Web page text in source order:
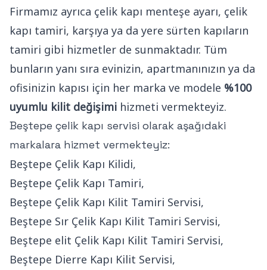
Firmamız ayrıca çelik kapı menteşe ayarı, çelik
kapı tamiri, karşıya ya da yere sürten kapıların
tamiri gibi hizmetler de sunmaktadır. Tüm
bunların yanı sıra evinizin, apartmanınızın ya da
ofisinizin kapısı için her marka ve modele %100
uyumlu kilit değişimi hizmeti vermekteyiz.
Beştepe çelik kapı servisi olarak aşağıdaki
markalara hizmet vermekteyiz:
Beştepe Çelik Kapı Kilidi,
Beştepe Çelik Kapı Tamiri,
Beştepe Çelik Kapı Kilit Tamiri Servisi,
Beştepe Sır Çelik Kapı Kilit Tamiri Servisi,
Beştepe elit Çelik Kapı Kilit Tamiri Servisi,
Beştepe Dierre Kapı Kilit Servisi,